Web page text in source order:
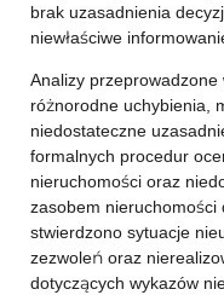
brak uzasadnienia
niewłaściwe
Analizy
różnorodne uchybienia,
niedostateczne
formalnych procedur
nieruchomości oraz
zasobem nieruchomości
stwierdzono sytuacje
zezwoleń oraz
dotyczących wykazów